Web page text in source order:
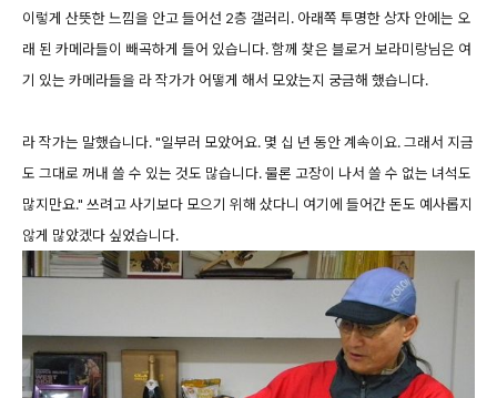
이렇게 산뜻한 느낌을 안고 들어선 2층 갤러리. 아래쪽 투명한 상자 안에는 오
래 된 카메라들이 빼곡하게 들어 있습니다. 함께 찾은 블로거 보라미랑님은 여
기 있는 카메라들을 라 작가가 어떻게 해서 모았는지 궁금해 했습니다.
라 작가는 말했습니다. "일부러 모았어요. 몇 십 년 동안 계속이요. 그래서 지금
도 그대로 꺼내 쓸 수 있는 것도 많습니다. 물론 고장이 나서 쓸 수 없는 녀석도
많지만요." 쓰려고 사기보다 모으기 위해 샀다니 여기에 들어간 돈도 예사롭지
않게 많았겠다 싶었습니다.